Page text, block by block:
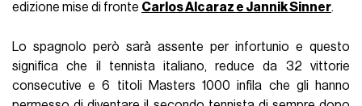
edizione mise di fronte Carlos Alcaraz e Jannik Sinner.
Lo spagnolo però sarà assente per infortunio e questo
significa che il tennista italiano, reduce da 32 vittorie
consecutive e 6 titoli Masters 1000 infila che gli hanno